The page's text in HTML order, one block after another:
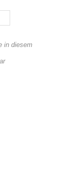
in diesem